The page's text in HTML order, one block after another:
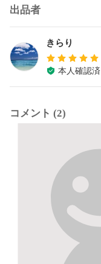
出品者
きらり
本人確認済
コメント (2)